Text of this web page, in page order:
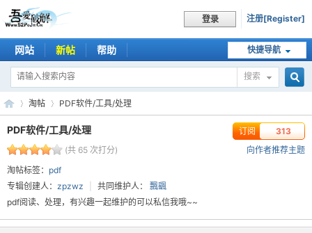
登录 注册[Register]
快捷导航
网站 新帖 帮助
搜索
索
淘帖 PDF软件/工具/处理
PDF软件/工具/处理 313
订阅
向作者推荐主题
(共 65 次打分)
淘帖标签： pdf
专辑创建人： zpzwz 共同维护人：
飄颻
pdf阅读、处理，有兴趣一起维护的可以私信我哦~~